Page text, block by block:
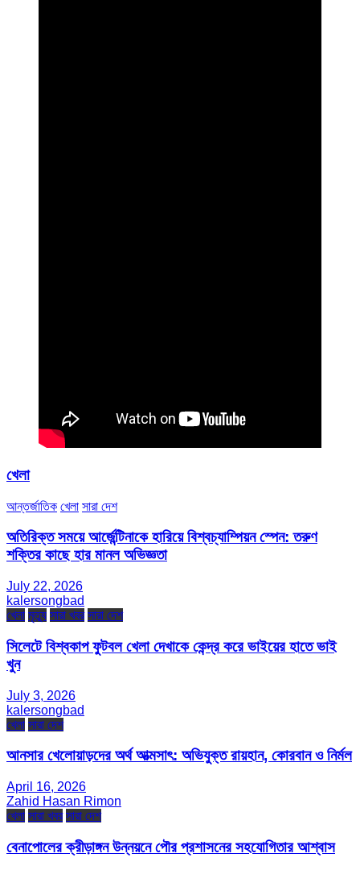
খেলা
আন্তর্জাতিক খেলা সারা দেশ
অতিরিক্ত সময়ে আর্জেন্টিনাকে হারিয়ে বিশ্বচ্যাম্পিয়ন স্পেন: তরুণ
শক্তির কাছে হার মানল অভিজ্ঞতা
July 22, 2026
kalersongbad
খেলা মৃত্যু সারা খবর সারা দেশ
সিলেটে বিশ্বকাপ ফুটবল খেলা দেখাকে কেন্দ্র করে ভাইয়ের হাতে ভাই
খুন
July 3, 2026
kalersongbad
খেলা সারা দেশ
আনসার খেলোয়াড়দের অর্থ আত্মসাৎ: অভিযুক্ত রায়হান, কোরবান ও নির্মল
April 16, 2026
Zahid Hasan Rimon
খেলা সারা খবর সারা দেশ
বেনাপোলের ক্রীড়াঙ্গন উন্নয়নে পৌর প্রশাসনের সহযোগিতার আশ্বাস